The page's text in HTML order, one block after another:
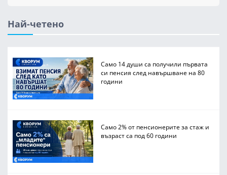
Най-четено
Само 14 души са получили първата
си пенсия след навършване на 80
години
Само 2% от пенсионерите за стаж и
възраст са под 60 години